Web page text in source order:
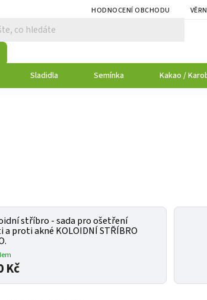
HODNOCENÍ OBCHODU
Sladidla Semínka Kakao /
stříbro - sada pro ošetření
a proti akné KOLOIDNÍ STŘÍBRO
Kč